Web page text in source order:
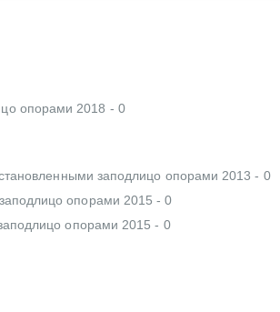
опорами 2018 - 0
заподлицо опорами 2013 - 0
опорами 2015 - 0
опорами 2015 - 0